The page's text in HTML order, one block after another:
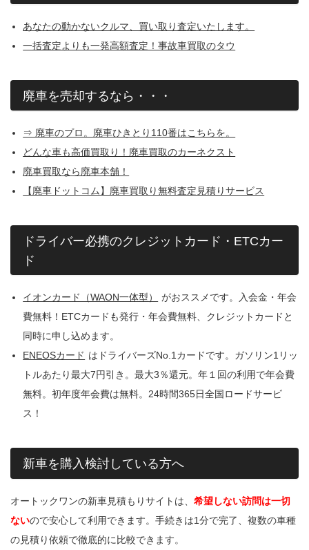
あなたの動かないクルマ、買い取り査定いたします。
一括査定よりも一発高額査定！事故車買取のタウ
廃車を売却するなら・・・
⇒ 廃車のプロ。廃車ひきとり110番はこちらを。
どんな車も高価買取り！廃車買取のカーネクスト
廃車買取なら廃車本舗！
【廃車ドットコム】廃車買取り無料査定見積りサービス
ドライバー必携のクレジットカード・ETCカー
ド
イオンカード（WAON一体型）
がおススメです。入会金・年会
費無料！ETCカードも発行・年会費無料、クレジットカードと
同時に申し込めます。
ENEOSカード はドライバーズNo.1カードです。ガソリン1リッ
トルあたり最大7円引き。最大3％還元。年１回の利用で年会費
無料。初年度年会費は無料。24時間365日全国ロードサービ
ス！
新車を購入検討している方へ
オートックワンの新車見積もりサイトは、 希望しない訪問は一切
ないので安心して利用できます。手続きは1分で完了、複数の車種
の見積り依頼で徹底的に比較できます。